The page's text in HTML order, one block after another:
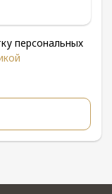
персональных